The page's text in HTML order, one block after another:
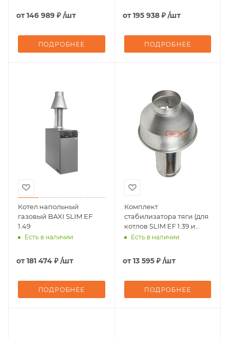
от146 989 ₽ /шт
ПОДРОБНЕЕ
от195 938 ₽ /шт
ПОДРОБНЕЕ
Котел напольный
газовый BAXI SLIM EF
1.49
Есть в наличии
от181 474 ₽ /шт
ПОДРОБНЕЕ
Комплект
стабилизатора тяги (для
котлов SLIM EF 1.39 и
1.49) диам. 180 мм
Есть в наличии
от13 595 ₽ /шт
ПОДРОБНЕЕ